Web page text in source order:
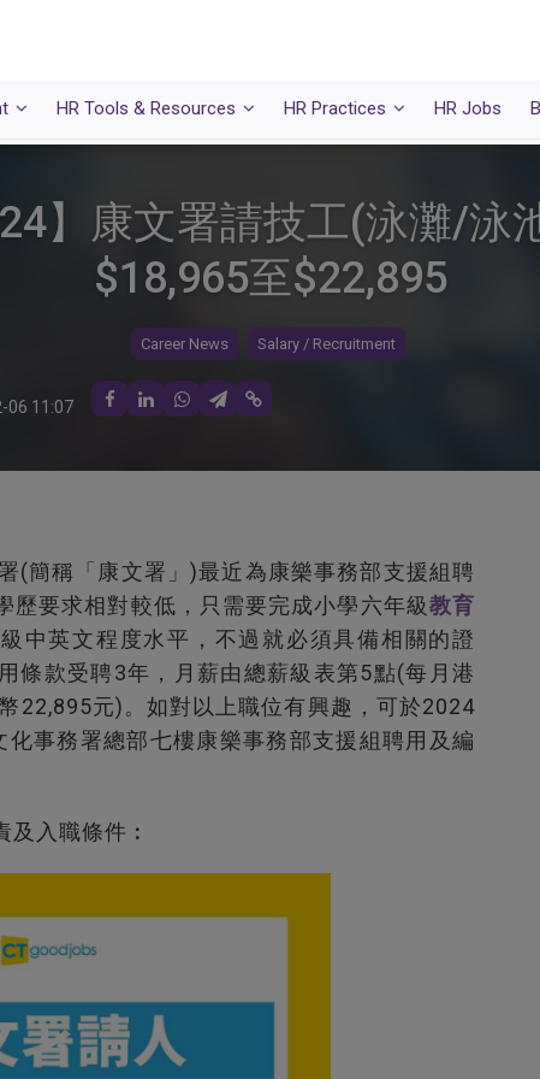
HR Tools & Resources HR Practices HR Jobs
】康文署請技工(泳灘/泳
$18,965至$22,895
Career News Salary / Recruitment
06 11:07
(簡稱「康文署」)最近為康樂事務部支援組聘
歷要求相對較低，只需要完成小學六年級教育
中英文程度水平，不過就必須具備相關的證
條款受聘3年，月薪由總薪級表第5點(每月港
22,895元)。如對以上職位有興趣，可於2024
事務署總部七樓康樂事務部支援組聘用及編
入職條件︰